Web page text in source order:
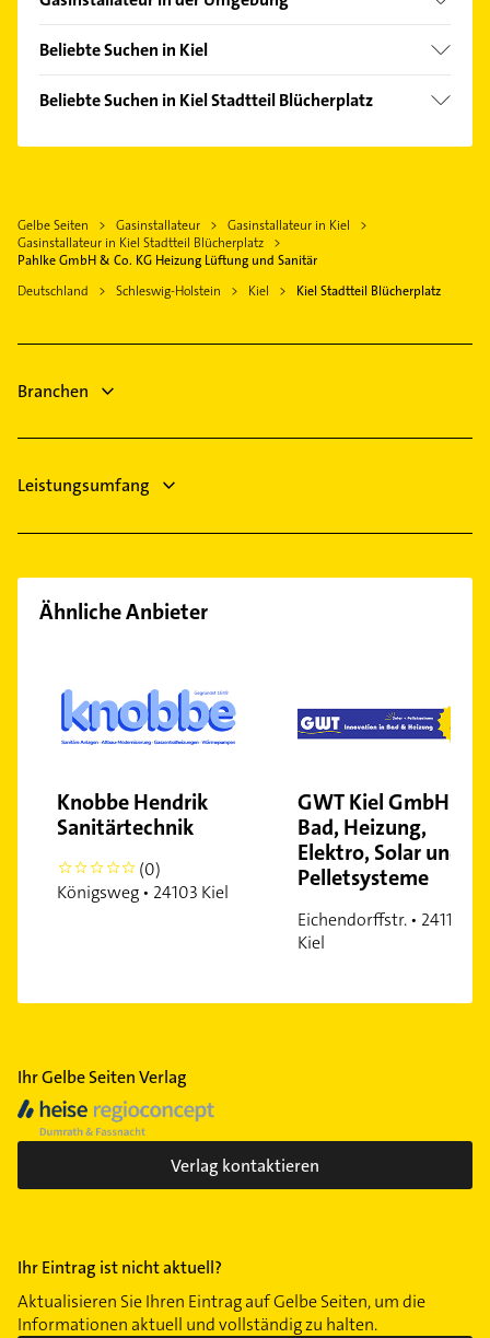
Gaarden-Ost
Hassee
Neumühlen-Dietrichsdorf
Schilksee
Suchsdorf
Wellingdorf
Kronshagen
Schönkirchen
Gettorf
Preetz Holstein
Bordesholm
Beliebte Suchen in Kiel
Rohrreinigung
Elektroinstallation
Lackiererei
Maler
Steuerberater
Beliebte Suchen in Kiel Stadtteil Blücherplatz
Steuerberater
Hausarzt
Allgemeinarzt
Zahnarzt
Gelbe Seiten Gasinstallateur
Gasinstallateur in Kiel
Gasinstallateur in Kiel Stadtteil Blücherplatz
Pahlke GmbH & Co. KG Heizung Lüftung und Sanitär
Deutschland
Schleswig-Holstein Kiel Kiel Stadtteil Blücherplatz
Branchen
Leistungsumfang
Ähnliche Anbieter
Knobbe Hendrik
Sanitärtechnik
0
(0)
Königsweg • 24103 Kiel
GWT Kiel GmbH -
Bad, Heizung,
Elektro, Solar und
Pelletsysteme
Eichendorffstr. • 24116
Kiel
Ihr Gelbe Seiten Verlag
Verlag kontaktieren
Ihr Eintrag ist nicht aktuell?
Aktualisieren Sie Ihren Eintrag auf Gelbe Seiten, um die
Informationen aktuell und vollständig zu halten.